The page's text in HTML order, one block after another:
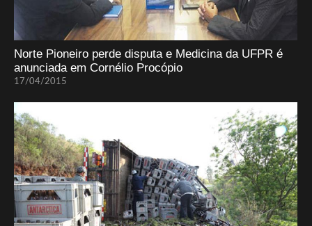
Norte Pioneiro perde disputa e Medicina da UFPR é
anunciada em Cornélio Procópio
17/04/2015